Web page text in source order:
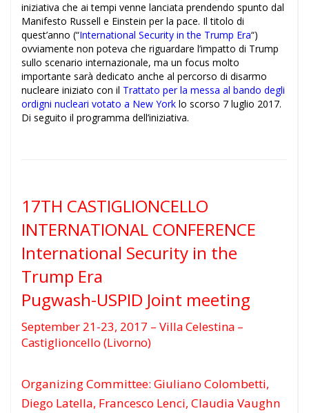
iniziativa che ai tempi venne lanciata prendendo spunto dal
Manifesto Russell e Einstein per la pace. Il titolo di
quest’anno (“International Security in the Trump Era“)
ovviamente non poteva che riguardare l’impatto di Trump
sullo scenario internazionale, ma un focus molto
importante sarà dedicato anche al percorso di disarmo
nucleare iniziato con il Trattato per la messa al bando degli
ordigni nucleari votato a New York lo scorso 7 luglio 2017.
Di seguito il programma dell’iniziativa.
17TH CASTIGLIONCELLO
INTERNATIONAL CONFERENCE
International Security in the
Trump Era
Pugwash-USPID Joint meeting
September 21-23, 2017 – Villa Celestina –
Castiglioncello (Livorno)
Organizing Committee: Giuliano Colombetti,
Diego Latella, Francesco Lenci, Claudia Vaughn